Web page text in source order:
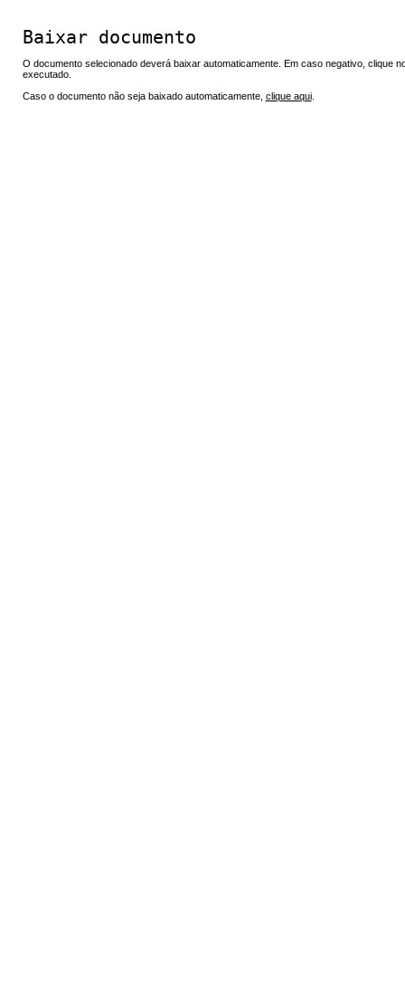
Baixar documento
O documento selecionado deverá baixar automaticamente. Em caso negativo, clique
executado.
Caso o documento não seja baixado automaticamente, clique aqui.